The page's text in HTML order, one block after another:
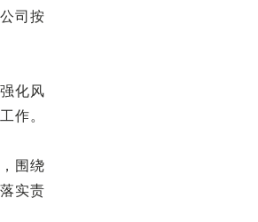
司按
化风
作。
围绕
实责